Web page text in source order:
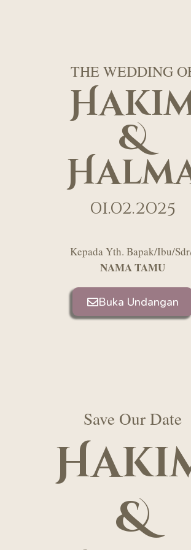
THE WEDDING
&
01.02.2025
Kepada Yth. Bapak/Ibu/
NAMA TAMU
Buka Undangan
Save Our Date
&